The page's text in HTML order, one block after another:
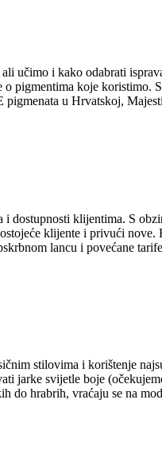
učimo i kako odabrati
pigmentima koje koristimo.
u Hrvatskoj,
klijentima. S
klijente i privući
lancu i povećane
stilovima i korištenje
jarke svijetle boje
hrabrih, vraćaju se na